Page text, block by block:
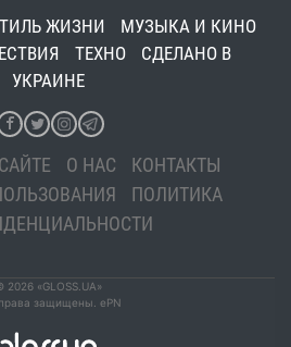
ЖИЗНИ
МУЗЫКА И КИНО
ТЕХНО
СДЕЛАНО В
УКРАИНЕ
О НАС
КОНТАКТЫ
ПОЛИТИКА
2026 «GLOSS.UA»
защищены. ePN